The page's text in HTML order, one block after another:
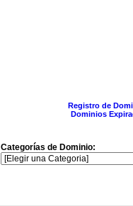
Registro de
Dominios
Categorías de Dominio: